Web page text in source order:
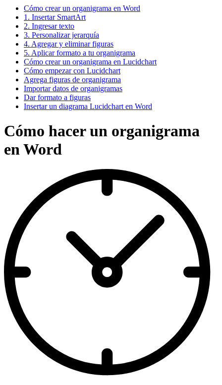
Cómo crear un organigrama en Word
1. Insertar SmartArt
2. Ingresar texto
3. Personalizar jerarquía
4. Agregar y eliminar figuras
5. Aplicar formato a tu organigrama
Cómo crear un organigrama en Lucidchart
Cómo empezar con Lucidchart
Agrega figuras de organigrama
Importar datos de organigramas
Dar formato a figuras
Insertar un diagrama Lucidchart en Word
Cómo hacer un organigrama
en Word